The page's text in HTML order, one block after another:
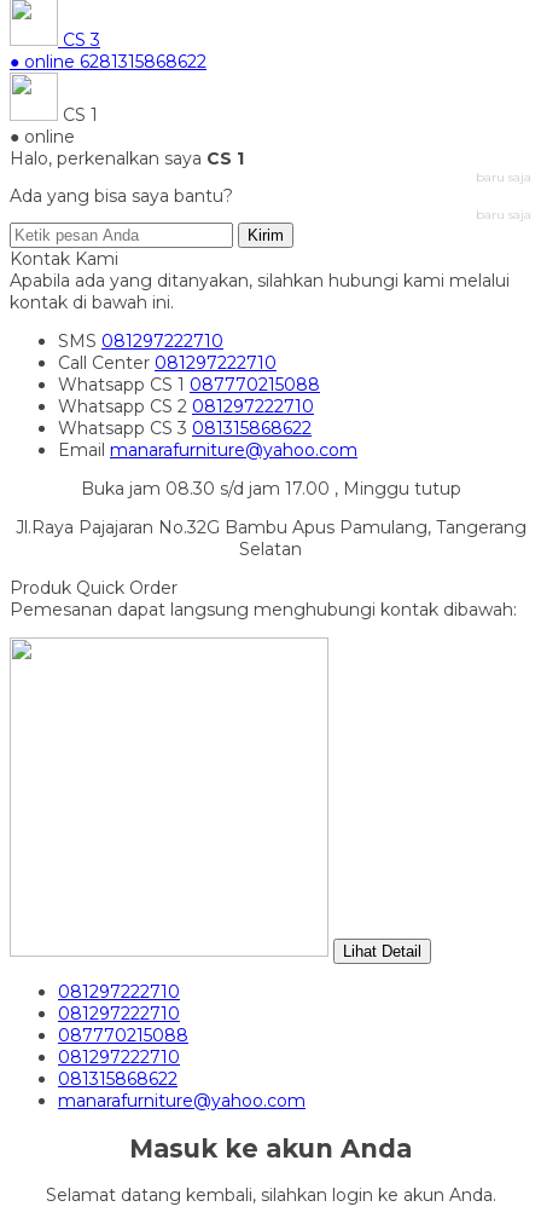
CS 3
● online 6281315868622
CS 1
● online
Halo, perkenalkan saya CS 1
baru saja
Ada yang bisa saya bantu?
baru saja
Kirim
Kontak Kami
Apabila ada yang ditanyakan, silahkan hubungi kami melalui
kontak di bawah ini.
SMS 081297222710
Call Center 081297222710
Whatsapp CS 1 087770215088
Whatsapp CS 2 081297222710
Whatsapp CS 3 081315868622
Email manarafurniture@yahoo.com
Buka jam 08.30 s/d jam 17.00 , Minggu tutup
Jl.Raya Pajajaran No.32G Bambu Apus Pamulang, Tangerang
Selatan
Produk Quick Order
Pemesanan dapat langsung menghubungi kontak dibawah:
Lihat Detail
081297222710
081297222710
087770215088
081297222710
081315868622
manarafurniture@yahoo.com
Masuk ke akun Anda
Selamat datang kembali, silahkan login ke akun Anda.